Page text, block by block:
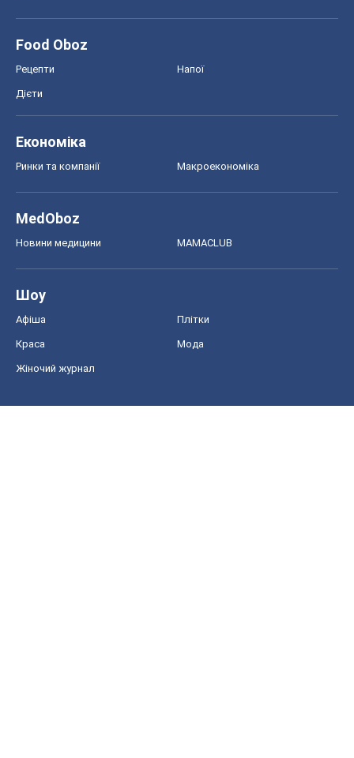
Food Oboz
Рецепти Напої
Дієти
Економіка
Ринки та компанії Макроекономіка
MedOboz
Новини медицини MAMACLUB
Шоу
Афіша Плітки
Краса Мода
Жіночий журнал